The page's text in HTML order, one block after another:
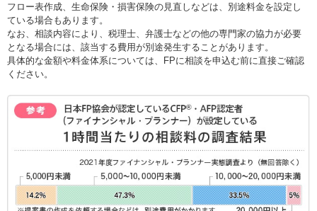
フロー表作成、生命保険・損害保険の見直しなどは、別途料金を設定し
ている場合もあります。
なお、相談内容により、税理士、弁護士などの他の専門家の協力が必要
となる場合には、該当する費用が別途発生することがあります。
具体的な金額や料金体系については、FPに相談を申込む前に直接ご確認
ください。